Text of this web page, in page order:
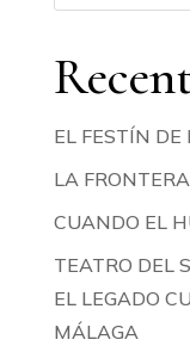
EL FESTÍN DE
LA
CUANDO EL
TEATRO DEL
EL LEGADO
MÁLAGA